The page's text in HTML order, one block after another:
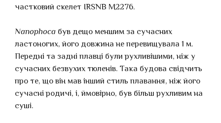
частковий скелет IRSNB M2276.
Nanophoca був дещо меншим за сучасних
ластоногих, його довжина не перевищувала 1 м.
Передні та задні плавці були рухливішими, ніж у
сучасних безвухих тюленів. Така будова свідчить
про те, що він мав інший стиль плавання, ніж його
сучасні родичі, і, ймовірно, був більш рухливим на
суші.